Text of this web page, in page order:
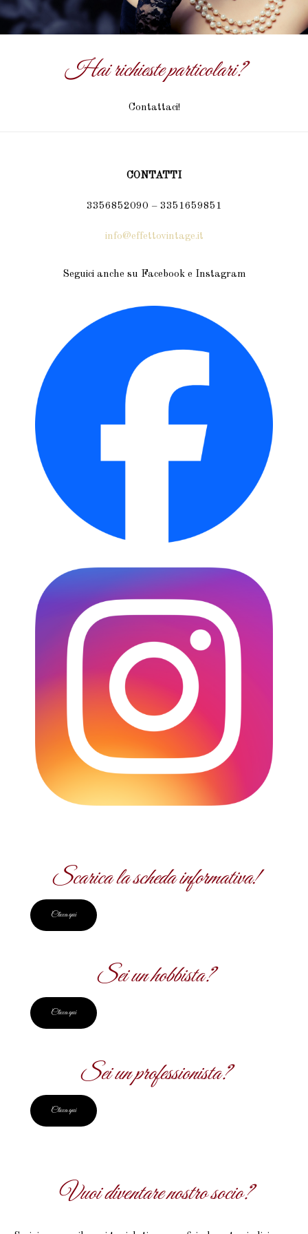
Hai richieste particolari?
Contattaci!
CONTATTI
3356852090 – 3351659851
info@effettovintage.it
Seguici anche su Facebook e Instagram
Scarica la scheda informativa!
Clicca qui
Sei un hobbista?
Clicca qui
Sei un professionista?
Clicca qui
Vuoi diventare nostro socio?